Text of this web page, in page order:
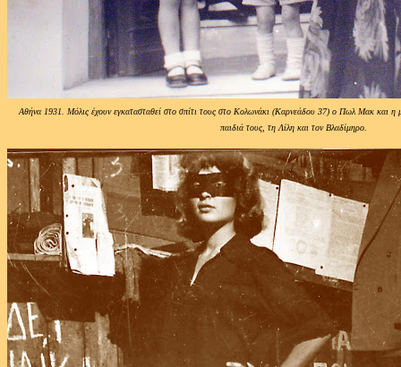
Αθήνα 1931. Μόλις έχουν εγκατασταθεί στο σπίτι τους στο Κολωνάκι (Καρνεάδου 37) ο Πωλ Μακ και η
παιδιά τους, τη Λίλη και τον Βλαδίμηρο.